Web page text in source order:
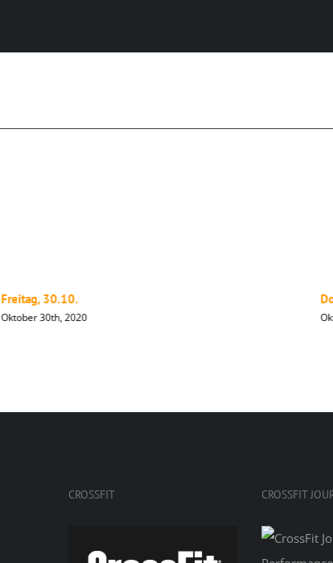
Freitag, 30.10.
Oktober 30th, 2020
CROSSFIT CROSSFIT